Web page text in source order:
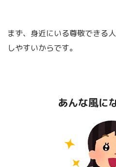
まず、身近にいる尊敬できる
しやすいからです。
あんな風に